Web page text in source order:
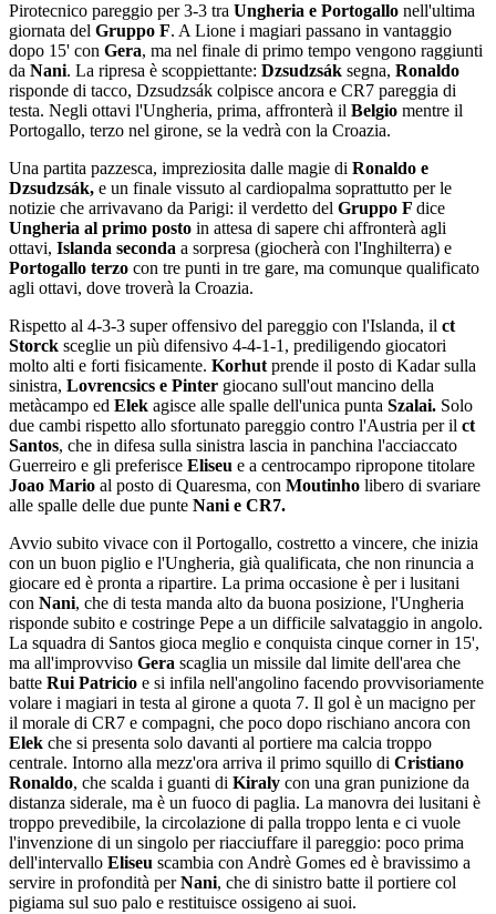
Pirotecnico pareggio per 3-3 tra Ungheria e Portogallo nell'ultima
giornata del Gruppo F. A Lione i magiari passano in vantaggio
dopo 15' con Gera, ma nel finale di primo tempo vengono raggiunti
da Nani. La ripresa è scoppiettante: Dzsudzsák segna, Ronaldo
risponde di tacco, Dzsudzsák colpisce ancora e CR7 pareggia di
testa. Negli ottavi l'Ungheria, prima, affronterà il Belgio mentre il
Portogallo, terzo nel girone, se la vedrà con la Croazia.
Una partita pazzesca, impreziosita dalle magie di Ronaldo e
Dzsudzsák, e un finale vissuto al cardiopalma soprattutto per le
notizie che arrivavano da Parigi: il verdetto del Gruppo F dice
Ungheria al primo posto in attesa di sapere chi affronterà agli
ottavi, Islanda seconda a sorpresa (giocherà con l'Inghilterra) e
Portogallo terzo con tre punti in tre gare, ma comunque qualificato
agli ottavi, dove troverà la Croazia.
Rispetto al 4-3-3 super offensivo del pareggio con l'Islanda, il ct
Storck sceglie un più difensivo 4-4-1-1, prediligendo giocatori
molto alti e forti fisicamente. Korhut prende il posto di Kadar sulla
sinistra, Lovrencsics e Pinter giocano sull'out mancino della
metàcampo ed Elek agisce alle spalle dell'unica punta Szalai. Solo
due cambi rispetto allo sfortunato pareggio contro l'Austria per il ct
Santos, che in difesa sulla sinistra lascia in panchina l'acciaccato
Guerreiro e gli preferisce Eliseu e a centrocampo ripropone titolare
Joao Mario al posto di Quaresma, con Moutinho libero di svariare
alle spalle delle due punte Nani e CR7.
Avvio subito vivace con il Portogallo, costretto a vincere, che inizia
con un buon piglio e l'Ungheria, già qualificata, che non rinuncia a
giocare ed è pronta a ripartire. La prima occasione è per i lusitani
con Nani, che di testa manda alto da buona posizione, l'Ungheria
risponde subito e costringe Pepe a un difficile salvataggio in angolo.
La squadra di Santos gioca meglio e conquista cinque corner in 15',
ma all'improvviso Gera scaglia un missile dal limite dell'area che
batte Rui Patricio e si infila nell'angolino facendo provvisoriamente
volare i magiari in testa al girone a quota 7. Il gol è un macigno per
il morale di CR7 e compagni, che poco dopo rischiano ancora con
Elek che si presenta solo davanti al portiere ma calcia troppo
centrale. Intorno alla mezz'ora arriva il primo squillo di Cristiano
Ronaldo, che scalda i guanti di Kiraly con una gran punizione da
distanza siderale, ma è un fuoco di paglia. La manovra dei lusitani è
troppo prevedibile, la circolazione di palla troppo lenta e ci vuole
l'invenzione di un singolo per riacciuffare il pareggio: poco prima
dell'intervallo Eliseu scambia con Andrè Gomes ed è bravissimo a
servire in profondità perNani, che di sinistro batte il portiere col
pigiama sul suo palo e restituisce ossigeno ai suoi.